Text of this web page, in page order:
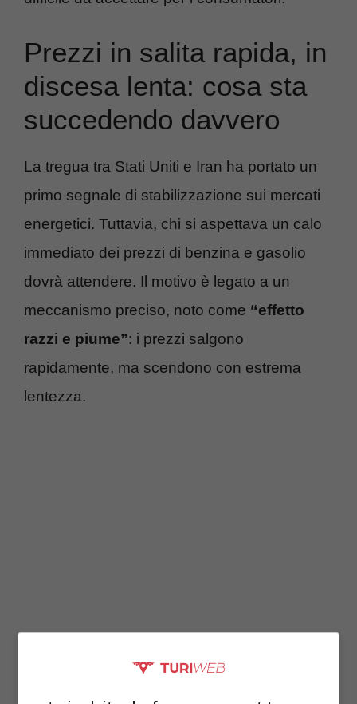
Prezzi in salita rapida, in
discesa lenta: cosa sta
succedendo davvero
La tregua tra Stati Uniti e Iran ha portato un
primo segnale di stabilizzazione sui mercati
energetici. Tuttavia, chi si aspettava un calo
immediato dei prezzi di benzina e gasolio
dovrà attendere. Il motivo è legato a un
meccanismo preciso, noto come “effetto
razzi e piume”: i prezzi salgono
rapidamente, ma scendono con estrema
lentezza.